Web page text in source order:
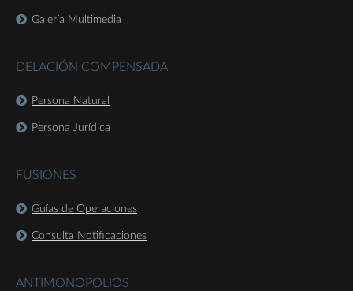
Galería Multimedia
DELACIÓN COMPENSADA
Persona Natural
Persona Jurídica
FUSIONES
Guías de Operaciones
Consulta Notificaciones
ANTIMONOPOLIOS